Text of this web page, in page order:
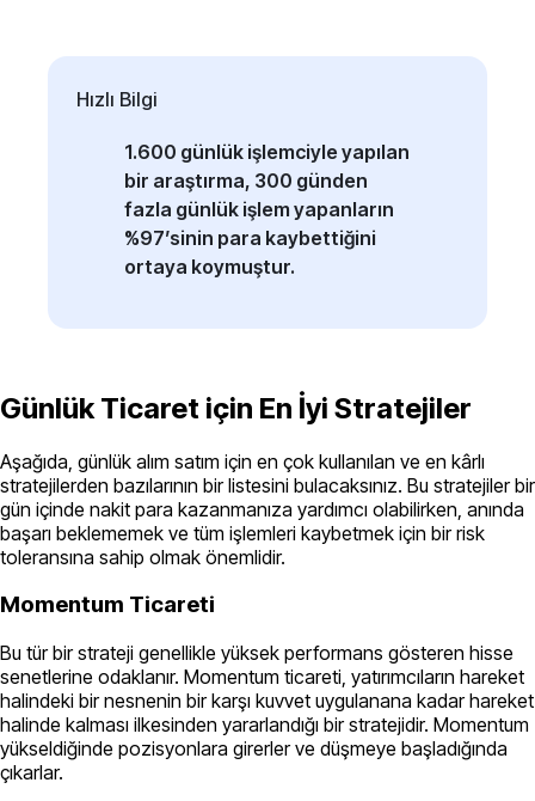
1.600 günlük işlemciyle yapılan
bir araştırma, 300 günden
fazla günlük işlem yapanların
%97’sinin para kaybettiğini
ortaya koymuştur.
Hızlı Bilgi
Günlük Ticaret için En İyi Stratejiler
Aşağıda, günlük alım satım için en çok kullanılan ve en kârlı
stratejilerden bazılarının bir listesini bulacaksınız. Bu stratejiler bir
gün içinde nakit para kazanmanıza yardımcı olabilirken, anında
başarı beklememek ve tüm işlemleri kaybetmek için bir risk
toleransına sahip olmak önemlidir.
Momentum Ticareti
Bu tür bir strateji genellikle yüksek performans gösteren hisse
senetlerine odaklanır. Momentum ticareti, yatırımcıların hareket
halindeki bir nesnenin bir karşı kuvvet uygulanana kadar hareket
halinde kalması ilkesinden yararlandığı bir stratejidir. Momentum
yükseldiğinde pozisyonlara girerler ve düşmeye başladığında
çıkarlar.